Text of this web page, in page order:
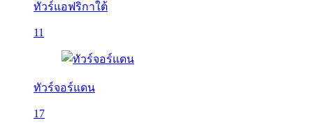
ทัวร์แอฟริกาใต้
11
ทัวร์จอร์แดน
17